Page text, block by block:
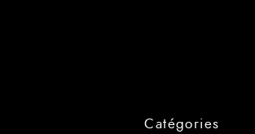
Catégories